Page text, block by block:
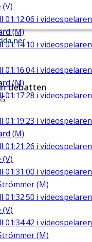
01:12:06 i videospelaren
(M)
01:14:10 i videospelaren
01:16:04i videospelaren
(M)
01:17:28 i videospelaren
01:19:23 i videospelaren
(M)
01:21:26 i videospelaren
01:31:00 i videospelaren
(M)
01:32:50 i videospelaren
01:34:42 i videospelaren
(M)
ner
debatten